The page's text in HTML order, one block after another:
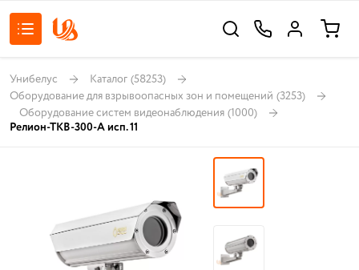
Унибелус Каталог (58253)
Оборудование для взрывоопасных зон и помещений (3253)
Оборудование систем видеонаблюдения (1000)
Релион-ТКВ-300-А исп. 11